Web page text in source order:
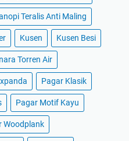
Teralis Anti Maling
Kusen Kusen Besi
Torren Air
Pagar Klasik
Pagar Motif Kayu
Woodplank